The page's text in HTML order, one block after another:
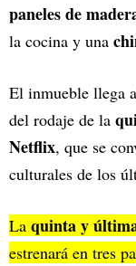
paneles de
la cocina y una
El inmueble llega
del rodaje de la
Netflix, que se
culturales de los
La quinta y
estrenará en tres